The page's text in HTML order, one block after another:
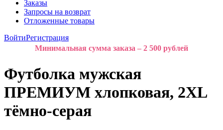
Заказы
Запросы на возврат
Отложенные товары
ВойтиРегистрация
Минимальная сумма заказа – 2 500 рублей
Футболка мужская
ПРЕМИУМ хлопковая, 2XL
тёмно-серая